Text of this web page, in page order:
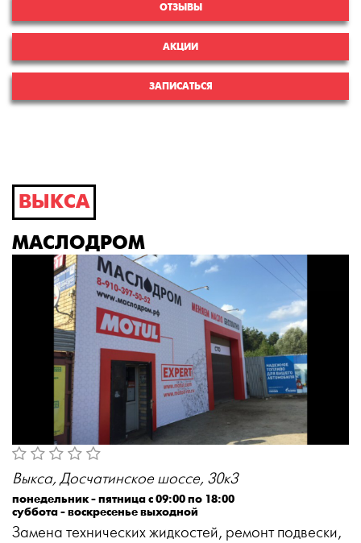
ОТЗЫВЫ
АКЦИИ
ЗАПИСАТЬСЯ
ВЫКСА
МАСЛОДРОМ
Выкса, Досчатинское шоссе, 30к3
понедельник - пятница с 09:00 по 18:00
суббота - воскресенье выходной
Замена технических жидкостей, ремонт подвески,